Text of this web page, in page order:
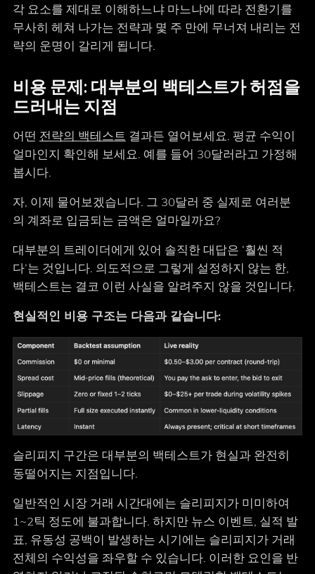
각 요소를 제대로 이해하느냐 마느냐에 따라 전환기를
무사히 헤쳐 나가는 전략과 몇 주 만에 무너져 내리는 전
략의 운명이 갈리게 됩니다.
비용 문제: 대부분의 백테스트가 허점을
드러내는 지점
어떤 전략의 백테스트 결과든 열어보세요. 평균 수익이
얼마인지 확인해 보세요. 예를 들어 30달러라고 가정해
봅시다.
자, 이제 물어보겠습니다. 그 30달러 중 실제로 여러분
의 계좌로 입금되는 금액은 얼마일까요?
대부분의 트레이더에게 있어 솔직한 대답은 ‘훨씬 적
다’는 것입니다. 의도적으로 그렇게 설정하지 않는 한,
백테스트는 결코 이런 사실을 알려주지 않을 것입니다.
현실적인 비용 구조는 다음과 같습니다:
슬리피지 구간은 대부분의 백테스트가 현실과 완전히
동떨어지는 지점입니다.
일반적인 시장 거래 시간대에는 슬리피지가 미미하여
1~2틱 정도에 불과합니다. 하지만 뉴스 이벤트, 실적 발
표, 유동성 공백이 발생하는 시기에는 슬리피지가 거래
전체의 수익성을 좌우할 수 있습니다. 이러한 요인을 반